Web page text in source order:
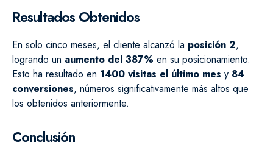
Resultados Obtenidos
En solo cinco meses, el cliente alcanzó la posición 2,
logrando un aumento del 387% en su posicionamiento.
Esto ha resultado en 1400 visitas el último mes y 84
conversiones, números significativamente más altos que
los obtenidos anteriormente.
Conclusión